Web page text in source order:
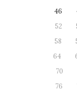
46
52
58
64
70
76